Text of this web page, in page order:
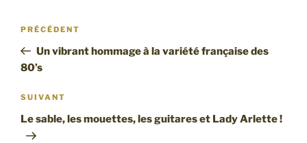
Navigation
l’article
Article
précédent
PRÉCÉDENT
Un vibrant hommage à la variété française des
80’s
Article
suivant
SUIVANT
Le sable, les mouettes, les guitares et Lady Arlette !